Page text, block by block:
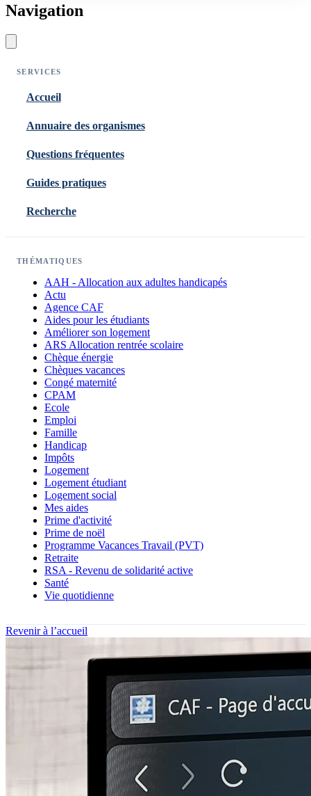
Navigation
SERVICES
Accueil
Annuaire des organismes
Questions fréquentes
Guides pratiques
Recherche
THÉMATIQUES
AAH - Allocation aux adultes handicapés
Actu
Agence CAF
Aides pour les étudiants
Améliorer son logement
ARS Allocation rentrée scolaire
Chèque énergie
Chèques vacances
Congé maternité
CPAM
Ecole
Emploi
Famille
Handicap
Impôts
Logement
Logement étudiant
Logement social
Mes aides
Prime d'activité
Prime de noël
Programme Vacances Travail (PVT)
Retraite
RSA - Revenu de solidarité active
Santé
Vie quotidienne
Revenir à l’accueil